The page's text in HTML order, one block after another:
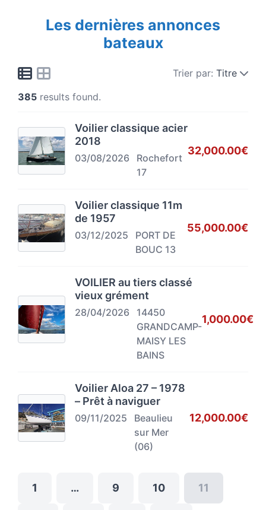
Les dernières annonces
bateaux
Trier par: Titre
385 results found.
Voilier classique acier
2018
03/08/2026
Rochefort
17
32,000.00€
Voilier classique 11m
de 1957
03/12/2025
PORT DE
BOUC 13
55,000.00€
VOILIER au tiers classé
vieux grément
28/04/2026
14450
GRANDCAMP-
MAISY LES
BAINS
1,000.00€
Voilier Aloa 27 – 1978
– Prêt à naviguer
09/11/2025
Beaulieu
sur Mer
(06)
12,000.00€
1 … 9 10 11